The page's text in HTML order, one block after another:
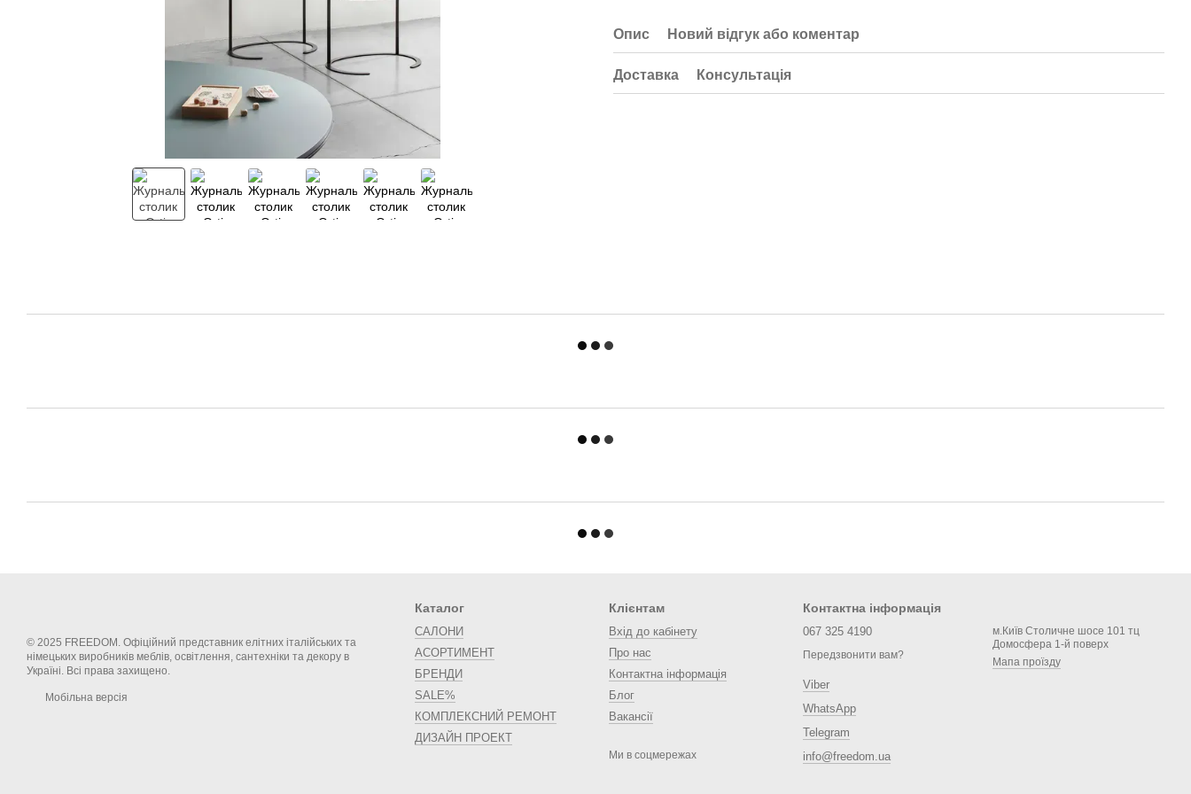
Опис Новий відгук або коментар
Доставка Консультація
© 2025 FREEDOM. Офіційний представник елітних італійських та
німецьких виробників меблів, освітлення, сантехніки та декору в
Україні. Всі права захищено.
Мобільна версія
Каталог
САЛОНИ
АСОРТИМЕНТ
БРЕНДИ
SALE%
КОМПЛЕКСНИЙ РЕМОНТ
ДИЗАЙН ПРОЕКТ
Клієнтам
Вхід до кабінету
Про нас
Контактна інформація
Блог
Вакансії
Ми в соцмережах
Контактна інформація
067 325 4190
Передзвонити вам?
Viber
WhatsApp
Telegram
info@freedom.ua
м.Київ Столичне шосе 101 тц
Домосфера 1-й поверх
Мапа проїзду